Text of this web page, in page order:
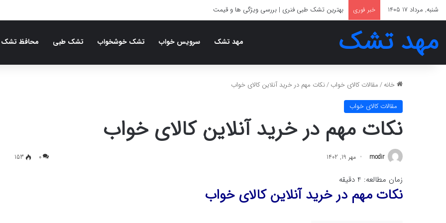
شنبه, مرداد 17 1405 خبر فوری بهترین تشک برای دیسک کمر
مهد تشک مهد تشک سرویس خواب تشک خوشخواب تشک طبی محافظ تشک
خانه/مقالات کالای خواب/نکات مهم در خرید آنلاین کالای خواب
مقالات کالای خواب
نکات مهم در خرید آنلاین کالای خواب
modir مهر 19, 1402 0
153
زمان مطالعه: 4 دقیقه
نکات مهم در خرید آنلاین کالای خواب